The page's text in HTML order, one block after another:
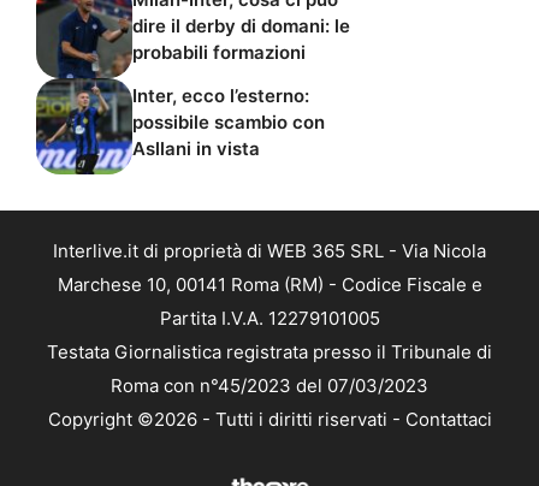
dire il derby di domani: le
probabili formazioni
Inter, ecco l’esterno:
possibile scambio con
Asllani in vista
Interlive.it di proprietà di WEB 365 SRL - Via Nicola
Marchese 10, 00141 Roma (RM) - Codice Fiscale e
Partita I.V.A. 12279101005
Testata Giornalistica registrata presso il Tribunale di
Roma con n°45/2023 del 07/03/2023
Copyright ©2026 - Tutti i diritti riservati - Contattaci